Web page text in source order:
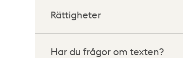
Rättigheter
Har du frågor om texten?